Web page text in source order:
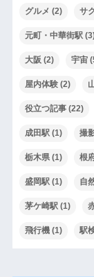
グルメ (2) サ
元町・中華街駅
大阪 (2) 宇宙
屋内体験(2)
役立つ記事(22)
成田駅(1) 撮
栃木県(1) 根
盛岡駅(1) 自
茅ケ崎駅(1)
飛行機(1) 駅